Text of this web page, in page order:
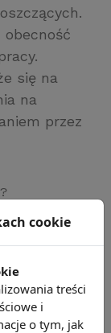
obecność
się na
na
przez
cookie
treści
i
o tym, jak